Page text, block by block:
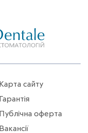
Карта сайту
Гарантія
Публічна оферта
Вакансії